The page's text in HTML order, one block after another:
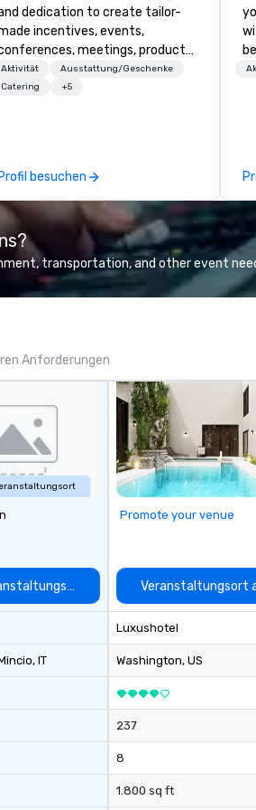
dedication to create tailor-
incentives, events,
meetings, product
launches, and luxury travel
experiences for our Clients. Based
or collaboration
Aktivität
Ausstattung/Geschenke
Catering
+5
besuchen
transportation, and other event
Anforderungen
auswählen
, IT
Promote your venue
Veranstaltungsort
Luxushotel
Washington, US
237
8
1.800 sq ft